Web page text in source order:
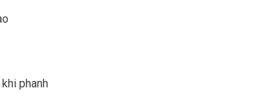
phanh